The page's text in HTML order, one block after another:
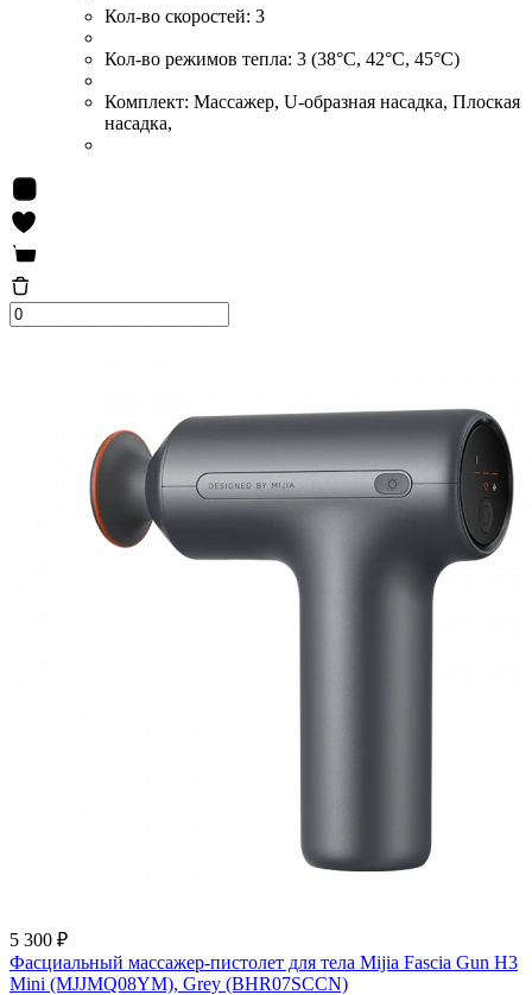
Кол-во скоростей: 3
Кол-во режимов тепла: 3 (38°C, 42°C, 45°C)
Комплект: Массажер, U-образная насадка, Плоская
насадка,
5 300 ₽
Фасциальный массажер-пистолет для тела Mijia Fascia Gun H3
Mini (MJJMQ08YM), Grey (BHR07SCCN)